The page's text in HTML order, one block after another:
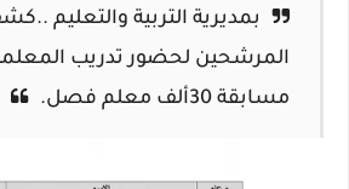
بمديرية التربية والتعليم
المرشحين لحضور تدريب
مسابقة 30ألف معلم فصل.